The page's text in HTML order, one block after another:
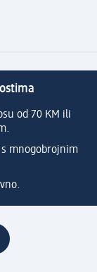
od 70 KM ili
mnogobrojnim